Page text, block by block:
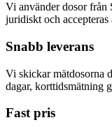
Vi använder dosor från
juridiskt och
Snabb leverans
Vi skickar mätdosorna
dagar, korttidsmätning
Fast pris